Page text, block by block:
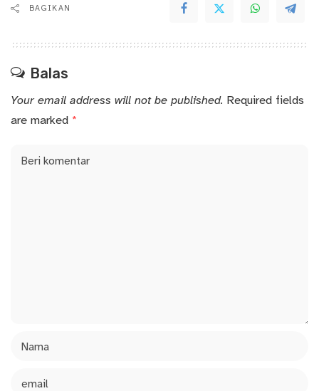
BAGIKAN
Balas
Your email address will not be published. Required fields
are marked *